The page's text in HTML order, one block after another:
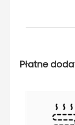
Płatne